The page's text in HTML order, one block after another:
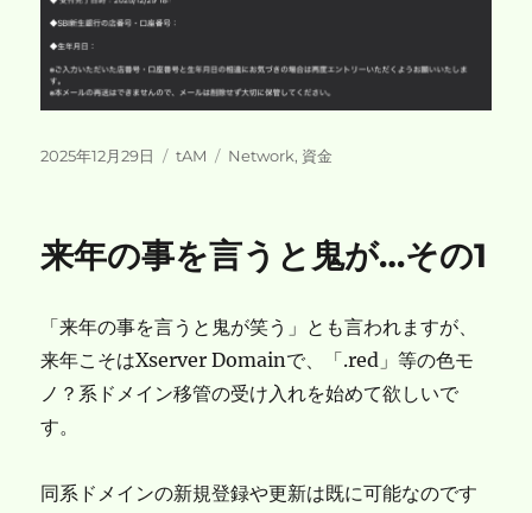
投
2025年12月29日
カ
ー
tAM
タ
Network, 資金
来年の事を言うと鬼が…その1
「来年の事を言うと鬼が笑う」とも言われますが、
来年こそはXserver Domainで、「.red」等の色モ
ノ？系ドメイン移管の受け入れを始めて欲しいで
す。
同系ドメインの新規登録や更新は既に可能なのです